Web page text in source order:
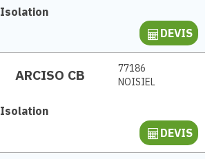
Isolation
DEVIS
ARCISO CB
77186
NOISIEL
Isolation
DEVIS